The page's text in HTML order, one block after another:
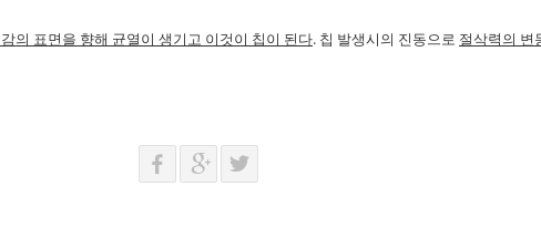
의 표면을 향해 균열이 생기고 이것이 칩이 된다. 칩 발생시의 진동으로 절삭력의 변